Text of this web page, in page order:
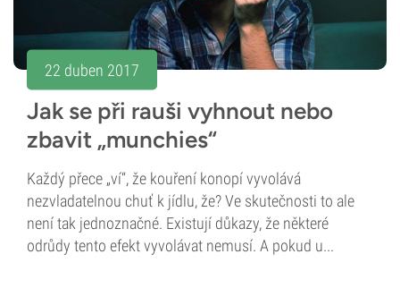
22 duben 2017
Jak se při rauši vyhnout nebo
zbavit „munchies“
Každý přece „ví“, že kouření konopí vyvolává
nezvladatelnou chuť k jídlu, že? Ve skutečnosti to ale
není tak jednoznačné. Existují důkazy, že některé
odrůdy tento efekt vyvolávat nemusí. A pokud u...